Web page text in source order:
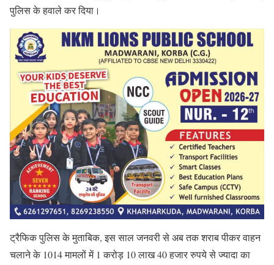
पुलिस के हवाले कर दिया।
ट्रैफिक पुलिस के मुताबिक, इस साल जनवरी से अब तक शराब पीकर वाहन
चलाने के 1014 मामलों में 1 करोड़ 10 लाख 40 हजार रुपये से ज्यादा का